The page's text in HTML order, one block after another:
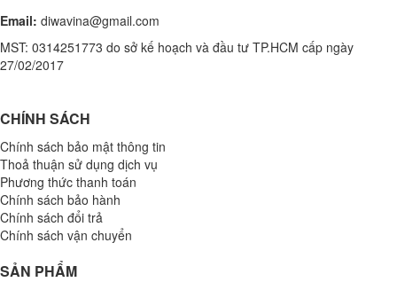
Email: diwavina@gmail.com
MST: 0314251773 do sở kế hoạch và đầu tư TP.HCM cấp ngày
27/02/2017
CHÍNH SÁCH
Chính sách bảo mật thông tin
Thoả thuận sử dụng dịch vụ
Phương thức thanh toán
Chính sách bảo hành
Chính sách đổi trả
Chính sách vận chuyển
SẢN PHẨM